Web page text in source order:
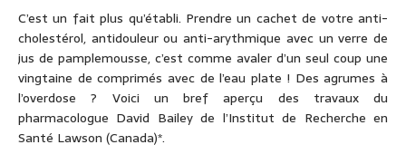
C’est un fait plus qu’établi. Prendre un cachet de votre anti-
cholestérol, antidouleur ou anti-arythmique avec un verre de
jus de pamplemousse, c’est comme avaler d’un seul coup une
vingtaine de comprimés avec de l’eau plate ! Des agrumes à
l’overdose ? Voici un bref aperçu des travaux du
pharmacologue David Bailey de l’Institut de Recherche en
Santé Lawson (Canada)*.